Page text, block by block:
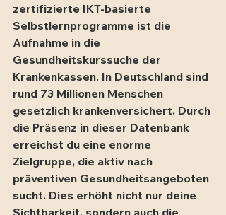
zertifizierte IKT-basierte
Selbstlernprogramme ist die
Aufnahme in die
Gesundheitskurssuche der
Krankenkassen. In Deutschland sind
rund 73 Millionen Menschen
gesetzlich krankenversichert. Durch
die Präsenz in dieser Datenbank
erreichst du eine enorme
Zielgruppe, die aktiv nach
präventiven Gesundheitsangeboten
sucht. Dies erhöht nicht nur deine